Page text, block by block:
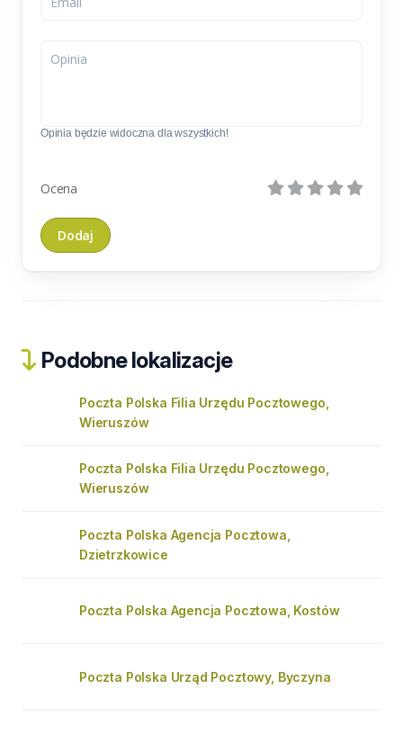
Opinia będzie widoczna dla wszystkich!
Ocena
Podobne lokalizacje
Poczta Polska Filia Urzędu Pocztowego,
Wieruszów
Poczta Polska Filia Urzędu Pocztowego,
Wieruszów
Poczta Polska Agencja Pocztowa,
Dzietrzkowice
Poczta Polska Agencja Pocztowa, Kostów
Poczta Polska Urząd Pocztowy, Byczyna